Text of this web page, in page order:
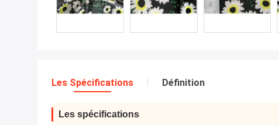
Les Spécifications Définition
Les spécifications